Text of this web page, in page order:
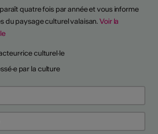
quatre fois par année et vous informe
du paysage culturel valaisan.Voir la
culturel·le
par la culture